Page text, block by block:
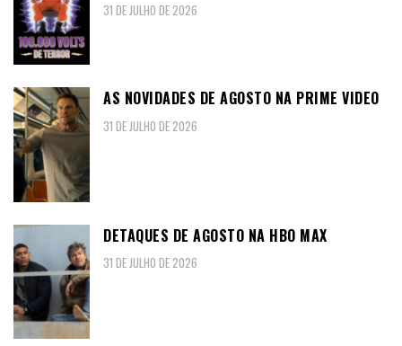
31 DE JULHO DE 2026
AS NOVIDADES DE AGOSTO NA PRIME VIDEO
31 DE JULHO DE 2026
DETAQUES DE AGOSTO NA HBO MAX
31 DE JULHO DE 2026